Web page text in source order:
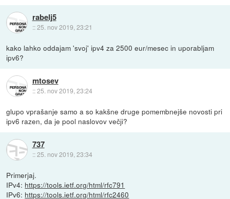
rabelj5
::25. nov 2019, 23:21
kako lahko oddajam 'svoj' ipv4 za 2500 eur/mesec in uporabljam
ipv6?
mtosev
::25. nov 2019, 23:24
glupo vprašanje samo a so kakšne druge pomembnejše novosti pri
ipv6 razen, da je pool naslovov večji?
737
::25. nov 2019, 23:34
Primerjaj.
IPv4: https://tools.ietf.org/html/rfc791
IPv6: https://tools.ietf.org/html/rfc2460